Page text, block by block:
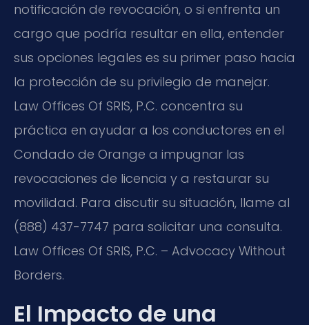
notificación de revocación, o si enfrenta un
cargo que podría resultar en ella, entender
sus opciones legales es su primer paso hacia
la protección de su privilegio de manejar.
Law Offices Of SRIS, P.C. concentra su
práctica en ayudar a los conductores en el
Condado de Orange a impugnar las
revocaciones de licencia y a restaurar su
movilidad. Para discutir su situación, llame al
(888) 437-7747 para solicitar una consulta.
Law Offices Of SRIS, P.C. – Advocacy Without
Borders.
El Impacto de una